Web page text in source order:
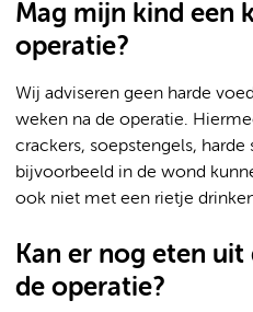
Mag mijn kind een
operatie?
Wij adviseren geen harde
weken na de operatie.
crackers, soepstengels, harde
bijvoorbeeld in de wond
ook niet met een rietje
Kan er nog eten uit
de operatie?